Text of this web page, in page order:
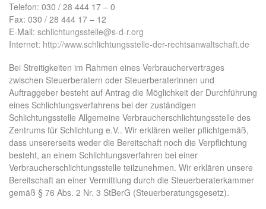
Telefon: 030 / 28 444 17 – 0
Fax: 030 / 28 444 17 – 12
E-Mail: schlichtungsstelle@s-d-r.org
Internet: http://www.schlichtungsstelle-der-rechtsanwaltschaft.de
Bei Streitigkeiten im Rahmen eines Verbrauchervertrages
zwischen Steuerberatern oder Steuerberaterinnen und
Auftraggeber besteht auf Antrag die Möglichkeit der Durchführung
eines Schlichtungsverfahrens bei der zuständigen
Schlichtungsstelle Allgemeine Verbraucherschlichtungsstelle des
Zentrums für Schlichtung e.V.. Wir erklären weiter pflichtgemäß,
dass unsererseits weder die Bereitschaft noch die Verpflichtung
besteht, an einem Schlichtungsverfahren bei einer
Verbraucherschlichtungsstelle teilzunehmen. Wir erklären unsere
Bereitschaft an einer Vermittlung durch die Steuerberaterkammer
gemäß § 76 Abs. 2 Nr. 3 StBerG (Steuerberatungsgesetz).